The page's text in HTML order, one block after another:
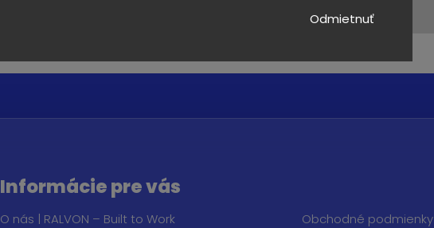
Odmietnuť
Informácie pre vás
O nás | RALVON – Built to Work
Obchodné podmienky